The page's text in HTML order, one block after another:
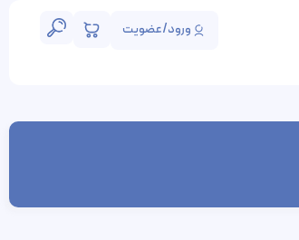
ورود/عضویت